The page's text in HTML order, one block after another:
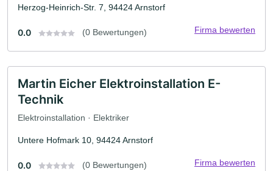
Herzog-Heinrich-Str. 7, 94424 Arnstorf
0.0 (0 Bewertungen) Firma bewerten
Martin Eicher Elektroinstallation E-
Technik
Elektroinstallation · Elektriker
Untere Hofmark 10, 94424 Arnstorf
0.0 (0 Bewertungen) Firma bewerten